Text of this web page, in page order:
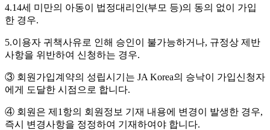
4.14세 미만의 아동이 법정대리인(부모 등)의 동의 없이 가입
한 경우.
5.이용자 귀책사유로 인해 승인이 불가능하거나, 규정상 제반
사항을 위반하여 신청하는 경우.
③ 회원가입계약의 성립시기는 JA Korea의 승낙이 가입신청자
에게 도달한 시점으로 합니다.
④ 회원은 제1항의 회원정보 기재 내용에 변경이 발생한 경우,
즉시 변경사항을 정정하여 기재하여야 합니다.